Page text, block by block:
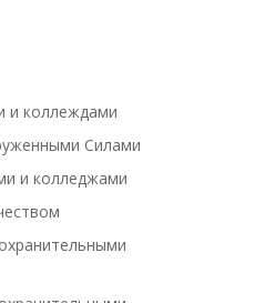
и коллеждами
Силами
и колледжами